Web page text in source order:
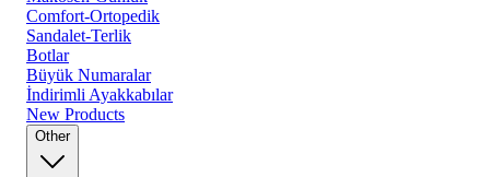
Comfort-Ortopedik
Sandalet-Terlik
Botlar
Büyük Numaralar
İndirimli Ayakkabılar
New Products
Other